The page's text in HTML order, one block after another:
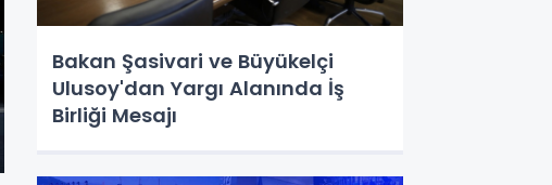
Bakan Şasivari ve Büyükelçi
Ulusoy'dan Yargı Alanında İş
Birliği Mesajı